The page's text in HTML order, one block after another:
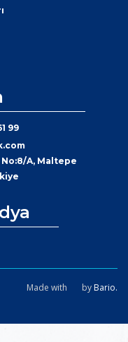
99
No:8/A, Maltepe
Made with by Bario.